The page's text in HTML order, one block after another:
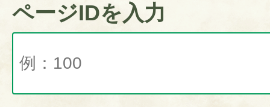
ページIDを入力